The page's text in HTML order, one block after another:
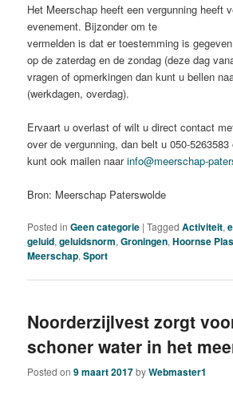
Het Meerschap heeft een vergunning heeft
evenement. Bijzonder om te
vermelden is dat er toestemming is
op de zaterdag en de zondag (deze dag
vragen of opmerkingen dan kunt u bellen
(werkdagen, overdag).
Ervaart u overlast of wilt u direct contact
over de vergunning, dan belt u 050-
kunt ook mailen naarinfo@meerschap-
Bron: Meerschap Paterswolde
Posted in Geen categorie |Tagged Activiteit,
geluid,geluidsnorm,Groningen,Hoornse Plas
Meerschap,Sport
Noorderzijlvest zorgt
schoner water in het
Posted on9 maart 2017byWebmaster1